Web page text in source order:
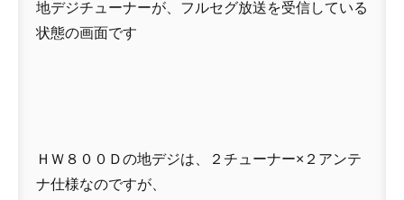
地デジチューナーが、フルセグ放送を受信している
状態の画面です
ＨＷ８００Ｄの地デジは、２チューナー×２アンテ
ナ仕様なのですが、